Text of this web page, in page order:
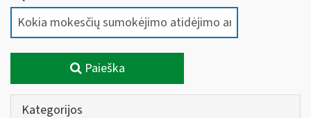
Paieška
Kategorijos